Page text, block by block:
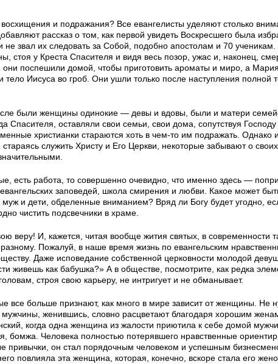
и подражания? Все евангелисты уделяют столько
рассказ о том, как первой увидеть Воскресшего была
звал их следовать за Собой, подобно апостолам и 70 ученикам.
стоя у Креста Спасителя и видя весь позор, ужас и, наконец,
поспешили домой, чтобы приготовить ароматы и миро, а Мария
Иисуса во гроб. Они ушли только после наступления полной
были женщины одинокие — девы и вдовы, были и матеpи
Спасителя, оставляли свои семьи, свои дома, сопyтствyя Господy
христианки стараются хоть в чем-то им подражать. Однако
служить Христу и Его Церкви, некоторые забывают о
есть работа, то совершенно очевидно, что именно здесь —
заповедей, школа смирения и любви. Какое может
и дети, обделенные вниманием? Вряд ли Богу будет угодно,
чистить подсвечники в храме.
веру! И, кажется, читая вообще жития святых, в современности
Пожалуй, в наше время жизнь по евангельским
Даже исповедание собственной церковности молодой
живешь как бабушка?» А в обществе, посмотрите, как редка
строя свою карьеру, не интригует и не обманывает.
все больше признают, как много в мире зависит от женщины. Не
мужчины, женившись, словно расцветают благодаря хорошим
когда одна женщина из жалости приютила к себе домой
бомжа. Человека полностью потерявшего нравственные
привычки, он стал порядочным человеком и успешным
повлияла эта женщина, которая, конечно, вскоре стала его